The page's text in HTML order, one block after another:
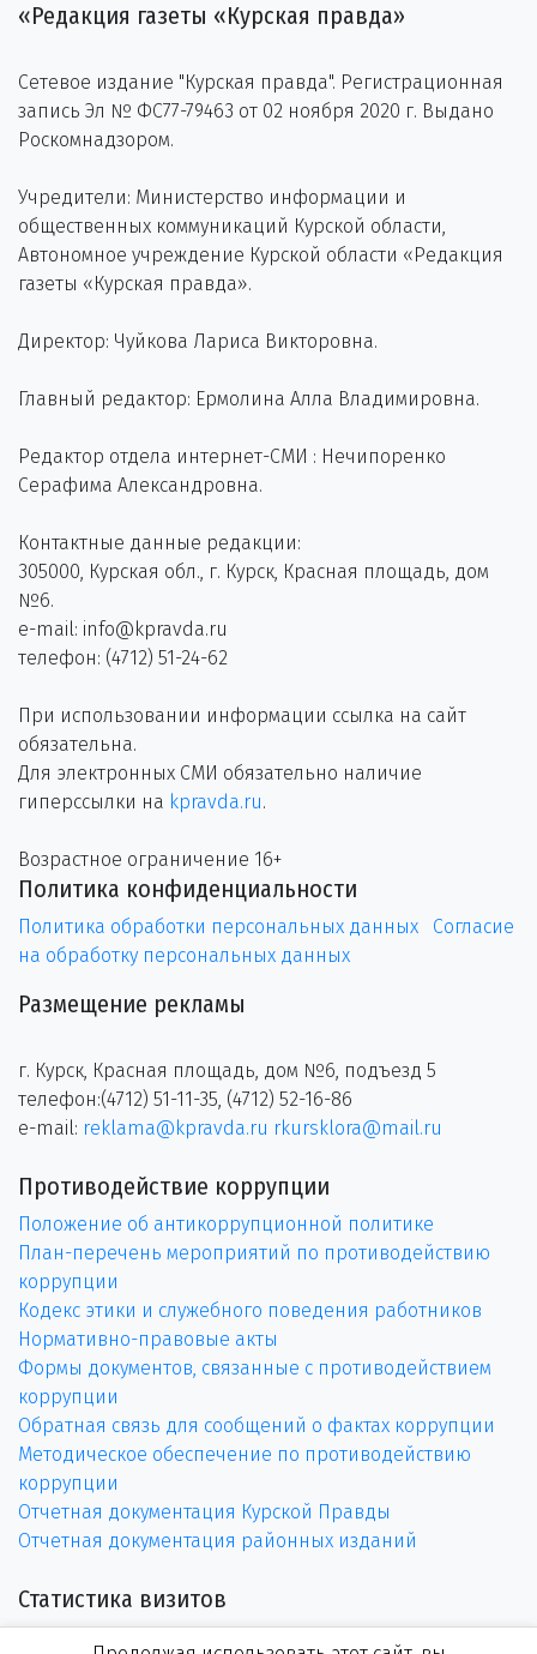
«Редакция газеты «Курская правда»
Сетевое издание "Курская правда". Регистрационная
запись Эл № ФС77-79463 от 02 ноября 2020 г. Выдано
Роскомнадзором.
Учредители: Министерство информации и
общественных коммуникаций Курской области,
Автономное учреждение Курской области «Редакция
газеты «Курская правда».
Директор: Чуйкова Лариса Викторовна.
Главный редактор: Ермолина Алла Владимировна.
Редактор отдела интернет-СМИ : Нечипоренко
Серафима Александровна.
Контактные данные редакции:
305000, Курская обл., г. Курск, Красная площадь, дом
№6.
e-mail: info@kpravda.ru
телефон: (4712) 51-24-62
При использовании информации ссылка на сайт
обязательна.
Для электронных СМИ обязательно наличие
гиперссылки на kpravda.ru.
Возрастное ограничение 16+
Политика конфиденциальности
Политика обработки персональных данных
Согласие
на обработку персональных данных
Размещение рекламы
г. Курск, Красная площадь, дом №6, подъезд 5
телефон:(4712) 51-11-35, (4712) 52-16-86
e-mail: reklama@kpravda.ru rkursklora@mail.ru
Противодействие коррупции
Положение об антикоррупционной политике
План-перечень мероприятий по противодействию
коррупции
Кодекс этики и служебного поведения работников
Нормативно-правовые акты
Формы документов, связанные с противодействием
коррупции
Обратная связь для сообщений о фактах коррупции
Методическое обеспечение по противодействию
коррупции
Отчетная документация Курской Правды
Отчетная документация районных изданий
Статистика визитов